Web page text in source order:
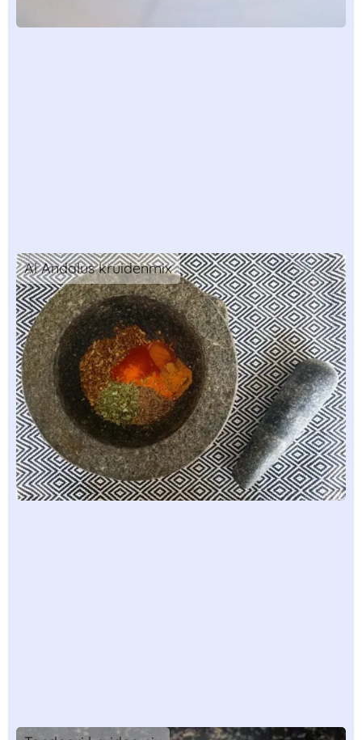
Al Andalus kruidenmix